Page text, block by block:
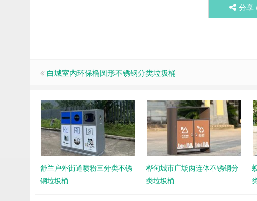
分享
白城室内环保椭圆形不锈钢分类垃圾桶
舒兰户外街道喷粉三分类不锈
钢垃圾桶
桦甸城市广场两连体不锈钢分
类垃圾桶